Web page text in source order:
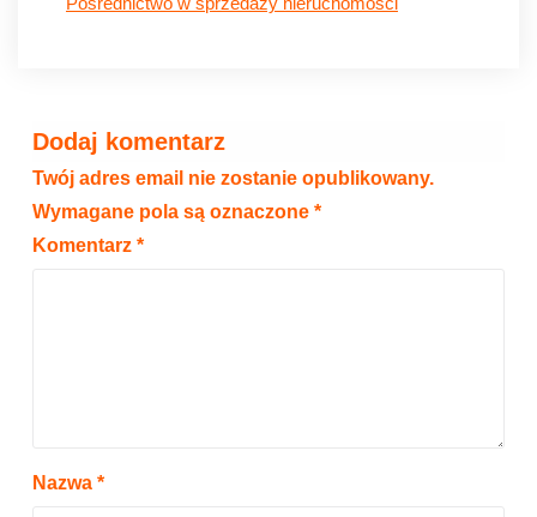
Dodaj komentarz
Twój adres email nie zostanie opublikowany.
Wymagane pola są oznaczone *
Komentarz *
Nazwa *